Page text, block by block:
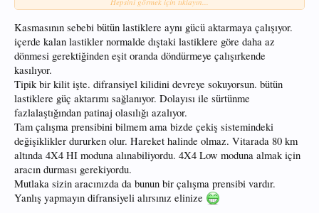
4wd tuşu basılıyken dönüşlerde araba kasıyor.
Kasmasının sebebi bütün lastiklere aynı gücü aktarmaya çalışıyor.
içerde kalan lastikler normalde dıştaki lastiklere göre daha az
dönmesi gerektiğinden eşit oranda döndürmeye çalışırkende
kasılıyor.
Tipik bir kilit işte. difransiyel kilidini devreye sokuyorsun. bütün
lastiklere güç aktarımı sağlanıyor. Dolayısı ile sürtünme
fazlalaştığından patinaj olasılığı azalıyor.
Tam çalışma prensibini bilmem ama bizde çekiş sistemindeki
değişiklikler dururken olur. Hareket halinde olmaz. Vitarada 80 km
altında 4X4 HI moduna alınabiliyordu. 4X4 Low moduna almak için
aracın durması gerekiyordu.
Mutlaka sizin aracınızda da bunun bir çalışma prensibi vardır.
Yanlış yapmayın difransiyeli alırsınız elinize